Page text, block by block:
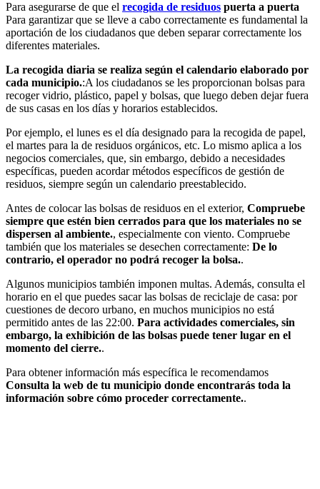
Para asegurarse de que el recogida de residuos puerta a puerta
Para garantizar que se lleve a cabo correctamente es fundamental la
aportación de los ciudadanos que deben separar correctamente los
diferentes materiales.
La recogida diaria se realiza según el calendario elaborado por
cada municipio.:A los ciudadanos se les proporcionan bolsas para
recoger vidrio, plástico, papel y bolsas, que luego deben dejar fuera
de sus casas en los días y horarios establecidos.
Por ejemplo, el lunes es el día designado para la recogida de papel,
el martes para la de residuos orgánicos, etc. Lo mismo aplica a los
negocios comerciales, que, sin embargo, debido a necesidades
específicas, pueden acordar métodos específicos de gestión de
residuos, siempre según un calendario preestablecido.
Antes de colocar las bolsas de residuos en el exterior, Compruebe
siempre que estén bien cerrados para que los materiales no se
dispersen al ambiente., especialmente con viento. Compruebe
también que los materiales se desechen correctamente: De lo
contrario, el operador no podrá recoger la bolsa..
Algunos municipios también imponen multas. Además, consulta el
horario en el que puedes sacar las bolsas de reciclaje de casa: por
cuestiones de decoro urbano, en muchos municipios no está
permitido antes de las 22:00. Para actividades comerciales, sin
embargo, la exhibición de las bolsas puede tener lugar en el
momento del cierre..
Para obtener información más específica le recomendamos
Consulta la web de tu municipio donde encontrarás toda la
información sobre cómo proceder correctamente..